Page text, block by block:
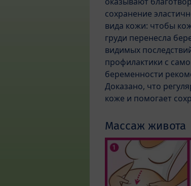
сохранение
вида кожи: чтобы
груди перенесла
видимых
профилактики с
беременности
Доказано, что
коже и помогает
Массаж живота